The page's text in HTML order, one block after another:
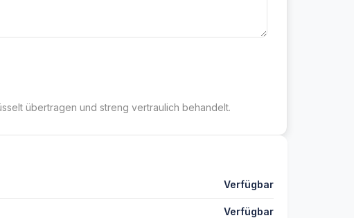
übertragen und streng vertraulich behandelt.
Verfügbar
Verfügbar